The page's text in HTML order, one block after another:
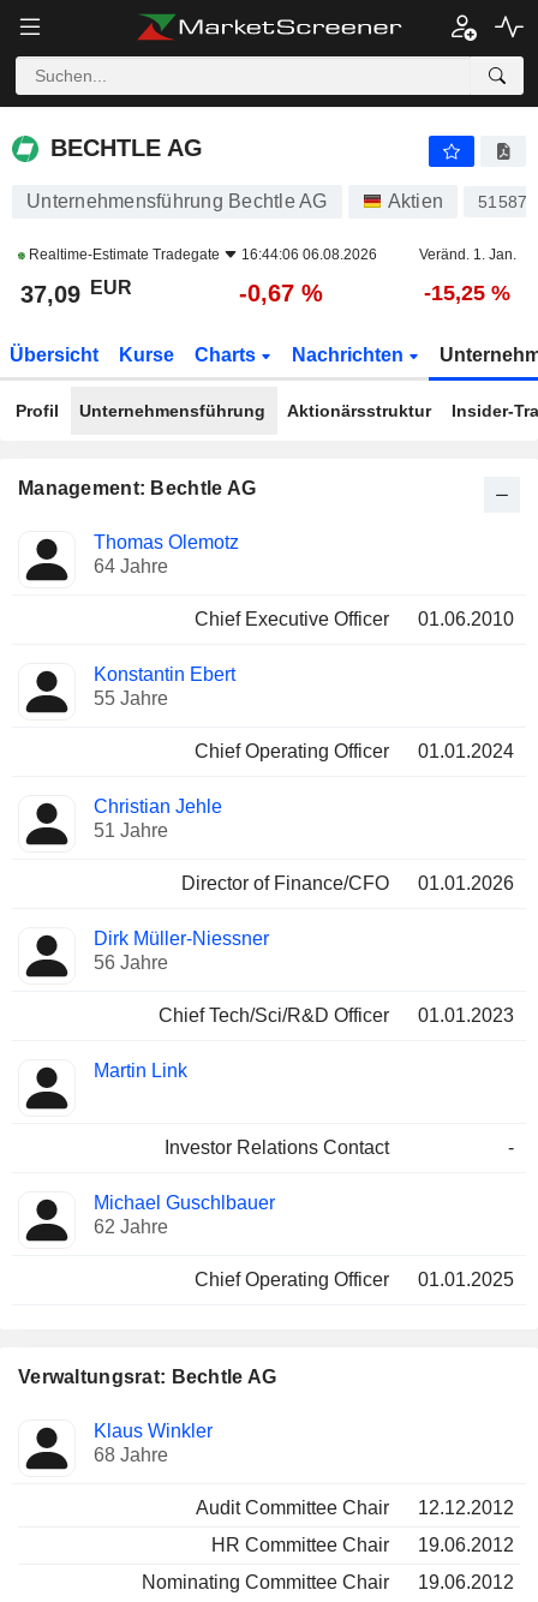
BECHTLE AG
BECHTLE AG
Unternehmensführung Bechtle AG Aktien 515870
Realtime-Estimate Tradegate 16:44:06 06.08.2026 Veränd. 1. Jan.
37,09 EUR -0,67 % -15,25 %
Übersicht Kurse Charts Nachrichten
Profil Unternehmensführung Aktionärsstruktur Insider-
Management: Bechtle AG
Manager
Besetzte
Positionen
Thomas Olemotz
64 Jahre
Chief Executive Officer 01.06.2010
Konstantin Ebert
55 Jahre
Chief Operating Officer 01.01.2024
Christian Jehle
51 Jahre
Director of Finance/CFO 01.01.2026
Dirk Müller-Niessner
56 Jahre
Chief Tech/Sci/R&D Officer 01.01.2023
Martin Link
Investor Relations Contact -
Michael Guschlbauer
62 Jahre
Chief Operating Officer 01.01.2025
Verwaltungsrat: Bechtle AG
Verwaltungsratsmitglied
Klaus Winkler
68 Jahre
Audit Committee Chair
12.12.2012
HR Committee Chair
19.06.2012
Nominating Committee Chair
19.06.2012